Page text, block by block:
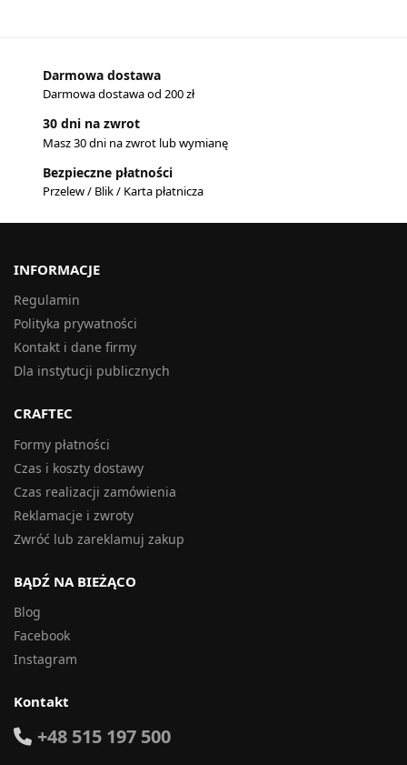
Darmowa dostawa
Darmowa dostawa od 200 zł
30 dni na zwrot
Masz 30 dni na zwrot lub wymianę
Bezpieczne płatności
Przelew / Blik / Karta płatnicza
INFORMACJE
Regulamin
Polityka prywatności
Kontakt i dane firmy
Dla instytucji publicznych
CRAFTEC
Formy płatności
Czas i koszty dostawy
Czas realizacji zamówienia
Reklamacje i zwroty
Zwróć lub zareklamuj zakup
BĄDŹ NA BIEŻĄCO
Blog
Facebook
Instagram
Kontakt
+48 515 197 500